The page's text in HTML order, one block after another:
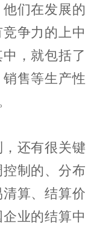
们在发展的
争力的上中
，就包括了
售等生产性
还有很关键
制的、分布
算、结算价
业的结算中